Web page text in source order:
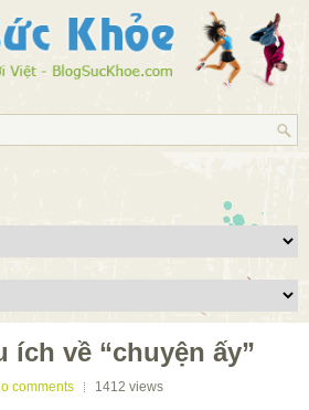
về “chuyện ấy”
comments 1412 views